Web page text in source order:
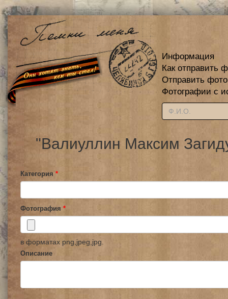
Информация
Как отправить
Отправить
Фотографии с
"Валиуллин Максим
Категория *
Фотография *
в форматах png,jpeg,jpg.
Описание